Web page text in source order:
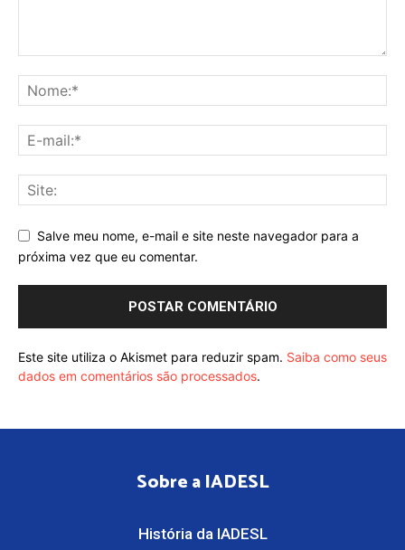
Salve meu nome, e-mail e site neste navegador para a
próxima vez que eu comentar.
Este site utiliza o Akismet para reduzir spam. Saiba como seus
dados em comentários são processados.
Sobre a IADESL
História da IADESL